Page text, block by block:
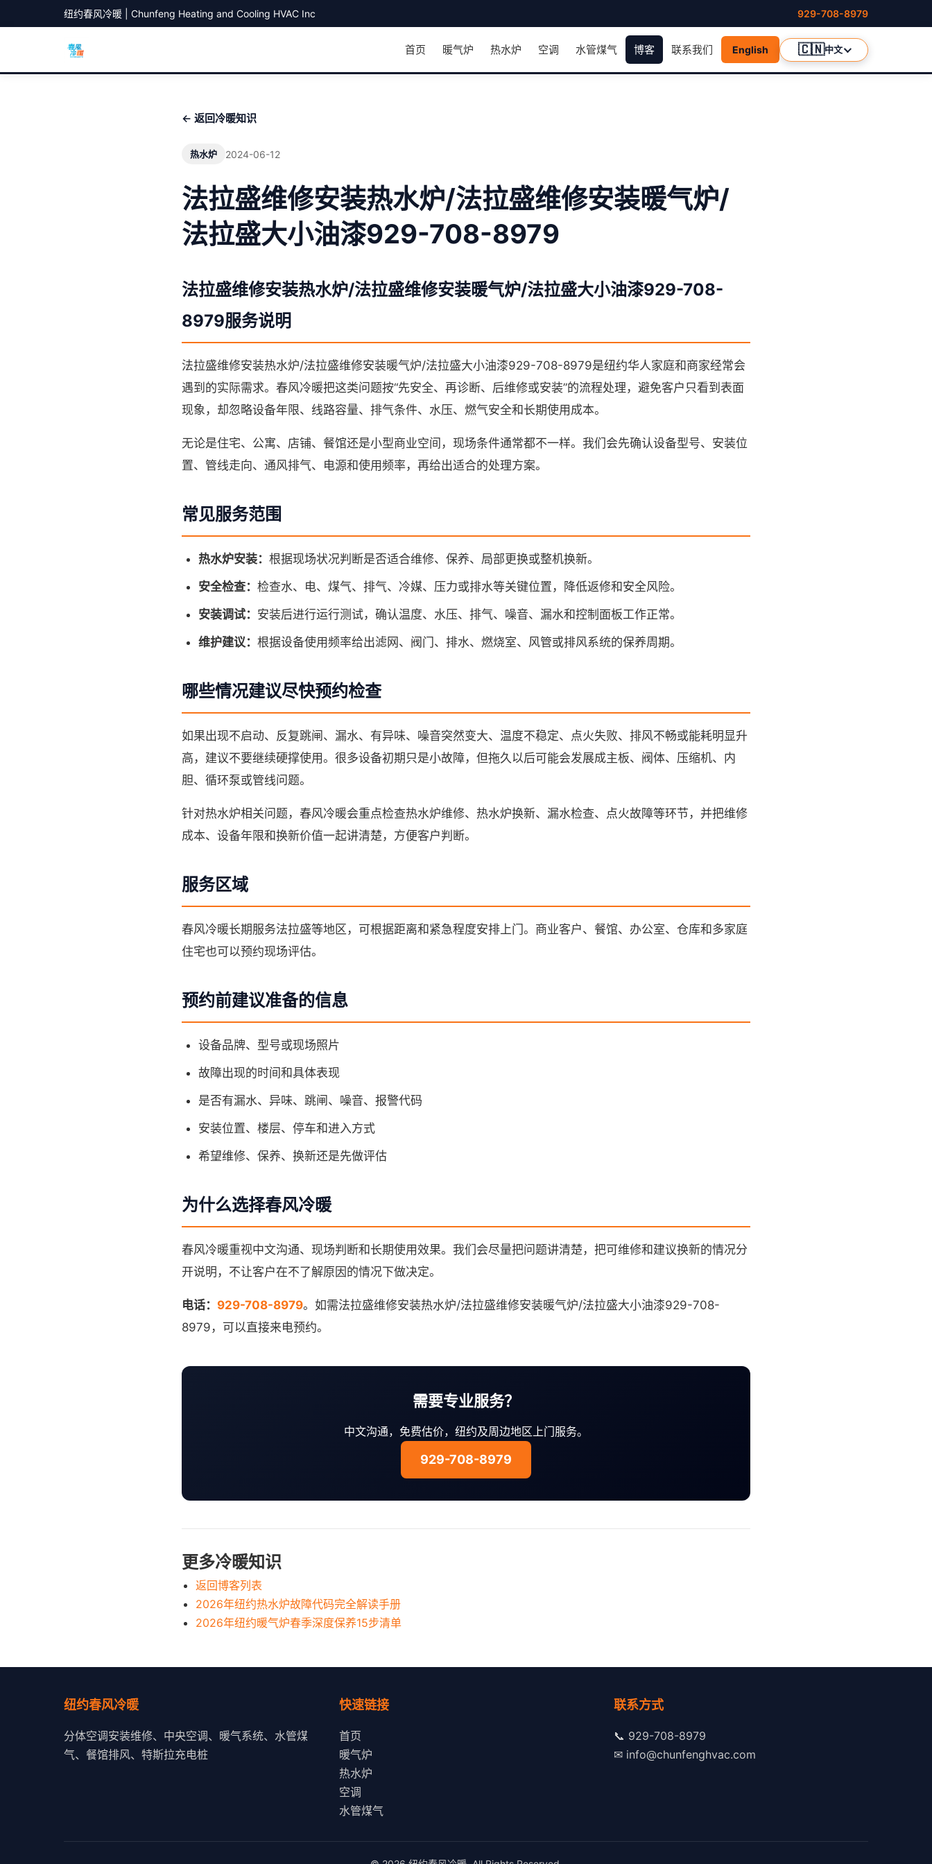
纽约春风冷暖 | Chunfeng Heating and Cooling HVAC Inc 929-708-8979
首页 暖气炉 热水炉 空调 水管煤气 博客 联系我们 English 🇨🇳中文
← 返回冷暖知识
热水炉 2024-06-12
法拉盛维修安装热水炉/法拉盛维修安装暖气炉/
法拉盛大小油漆929-708-8979
法拉盛维修安装热水炉/法拉盛维修安装暖气炉/法拉盛大小油漆929-708-
8979服务说明
法拉盛维修安装热水炉/法拉盛维修安装暖气炉/法拉盛大小油漆929-708-8979是纽约华人家庭和商家经常会
遇到的实际需求。春风冷暖把这类问题按“先安全、再诊断、后维修或安装”的流程处理，避免客户只看到表面
现象，却忽略设备年限、线路容量、排气条件、水压、燃气安全和长期使用成本。
无论是住宅、公寓、店铺、餐馆还是小型商业空间，现场条件通常都不一样。我们会先确认设备型号、安装位
置、管线走向、通风排气、电源和使用频率，再给出适合的处理方案。
常见服务范围
热水炉安装： 根据现场状况判断是否适合维修、保养、局部更换或整机换新。
安全检查： 检查水、电、煤气、排气、冷媒、压力或排水等关键位置，降低返修和安全风险。
安装调试： 安装后进行运行测试，确认温度、水压、排气、噪音、漏水和控制面板工作正常。
维护建议： 根据设备使用频率给出滤网、阀门、排水、燃烧室、风管或排风系统的保养周期。
哪些情况建议尽快预约检查
如果出现不启动、反复跳闸、漏水、有异味、噪音突然变大、温度不稳定、点火失败、排风不畅或能耗明显升
高，建议不要继续硬撑使用。很多设备初期只是小故障，但拖久以后可能会发展成主板、阀体、压缩机、内
胆、循环泵或管线问题。
针对热水炉相关问题，春风冷暖会重点检查热水炉维修、热水炉换新、漏水检查、点火故障等环节，并把维修
成本、设备年限和换新价值一起讲清楚，方便客户判断。
服务区域
春风冷暖长期服务法拉盛等地区，可根据距离和紧急程度安排上门。商业客户、餐馆、办公室、仓库和多家庭
住宅也可以预约现场评估。
预约前建议准备的信息
设备品牌、型号或现场照片
故障出现的时间和具体表现
是否有漏水、异味、跳闸、噪音、报警代码
安装位置、楼层、停车和进入方式
希望维修、保养、换新还是先做评估
为什么选择春风冷暖
春风冷暖重视中文沟通、现场判断和长期使用效果。我们会尽量把问题讲清楚，把可维修和建议换新的情况分
开说明，不让客户在不了解原因的情况下做决定。
电话： 929-708-8979。如需法拉盛维修安装热水炉/法拉盛维修安装暖气炉/法拉盛大小油漆929-708-
8979，可以直接来电预约。
需要专业服务？
中文沟通，免费估价，纽约及周边地区上门服务。
929-708-8979
更多冷暖知识
返回博客列表
2026年纽约热水炉故障代码完全解读手册
2026年纽约暖气炉春季深度保养15步清单
纽约春风冷暖
分体空调安装维修、中央空调、暖气系统、水管煤
气、餐馆排风、特斯拉充电桩
快速链接
首页
暖气炉
热水炉
空调
水管煤气
联系方式
📞 929-708-8979
✉ info@chunfenghvac.com